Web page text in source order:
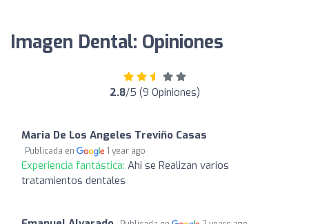
Imagen Dental: Opiniones
2.8/5 (9 Opiniones)
Maria De Los Angeles Treviño Casas
Publicada en 1 year ago
Experiencia fantástica: Ahi se Realizan varios
tratamientos dentales